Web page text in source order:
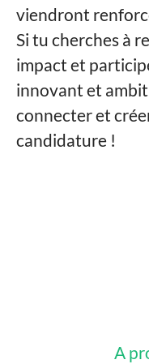
viendront
Si tu cherches à
impact et
innovant et
connecter et
candidature !
A